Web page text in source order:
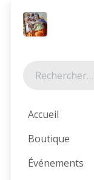
Accueil
Boutique
Événements
Tous les produits